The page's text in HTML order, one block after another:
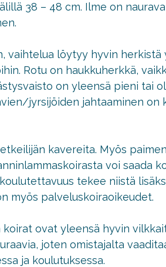
38 – 48 cm. Ilme on
vaihtelua löytyy hyvin herkistä
Rotu on haukkuherkkä,
on yleensä pieni tai
jyrsijöiden jahtaaminen on
kavereita. Myös
voi saada
tekee niistä
myös palveluskoiraoikeudet.
ovat yleensä hyvin
joten omistajalta
ja koulutuksessa.